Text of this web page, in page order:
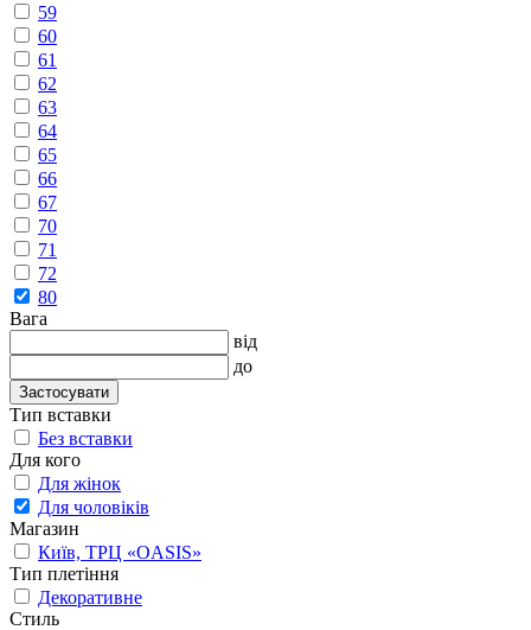
59
60
61
62
63
64
65
66
67
70
71
72
80
Вага
від
до
Застосувати
Тип вставки
Без вставки
Для кого
Для жінок
Для чоловіків
Магазин
Київ, ТРЦ «OASIS»
Тип плетіння
Декоративне
Стиль